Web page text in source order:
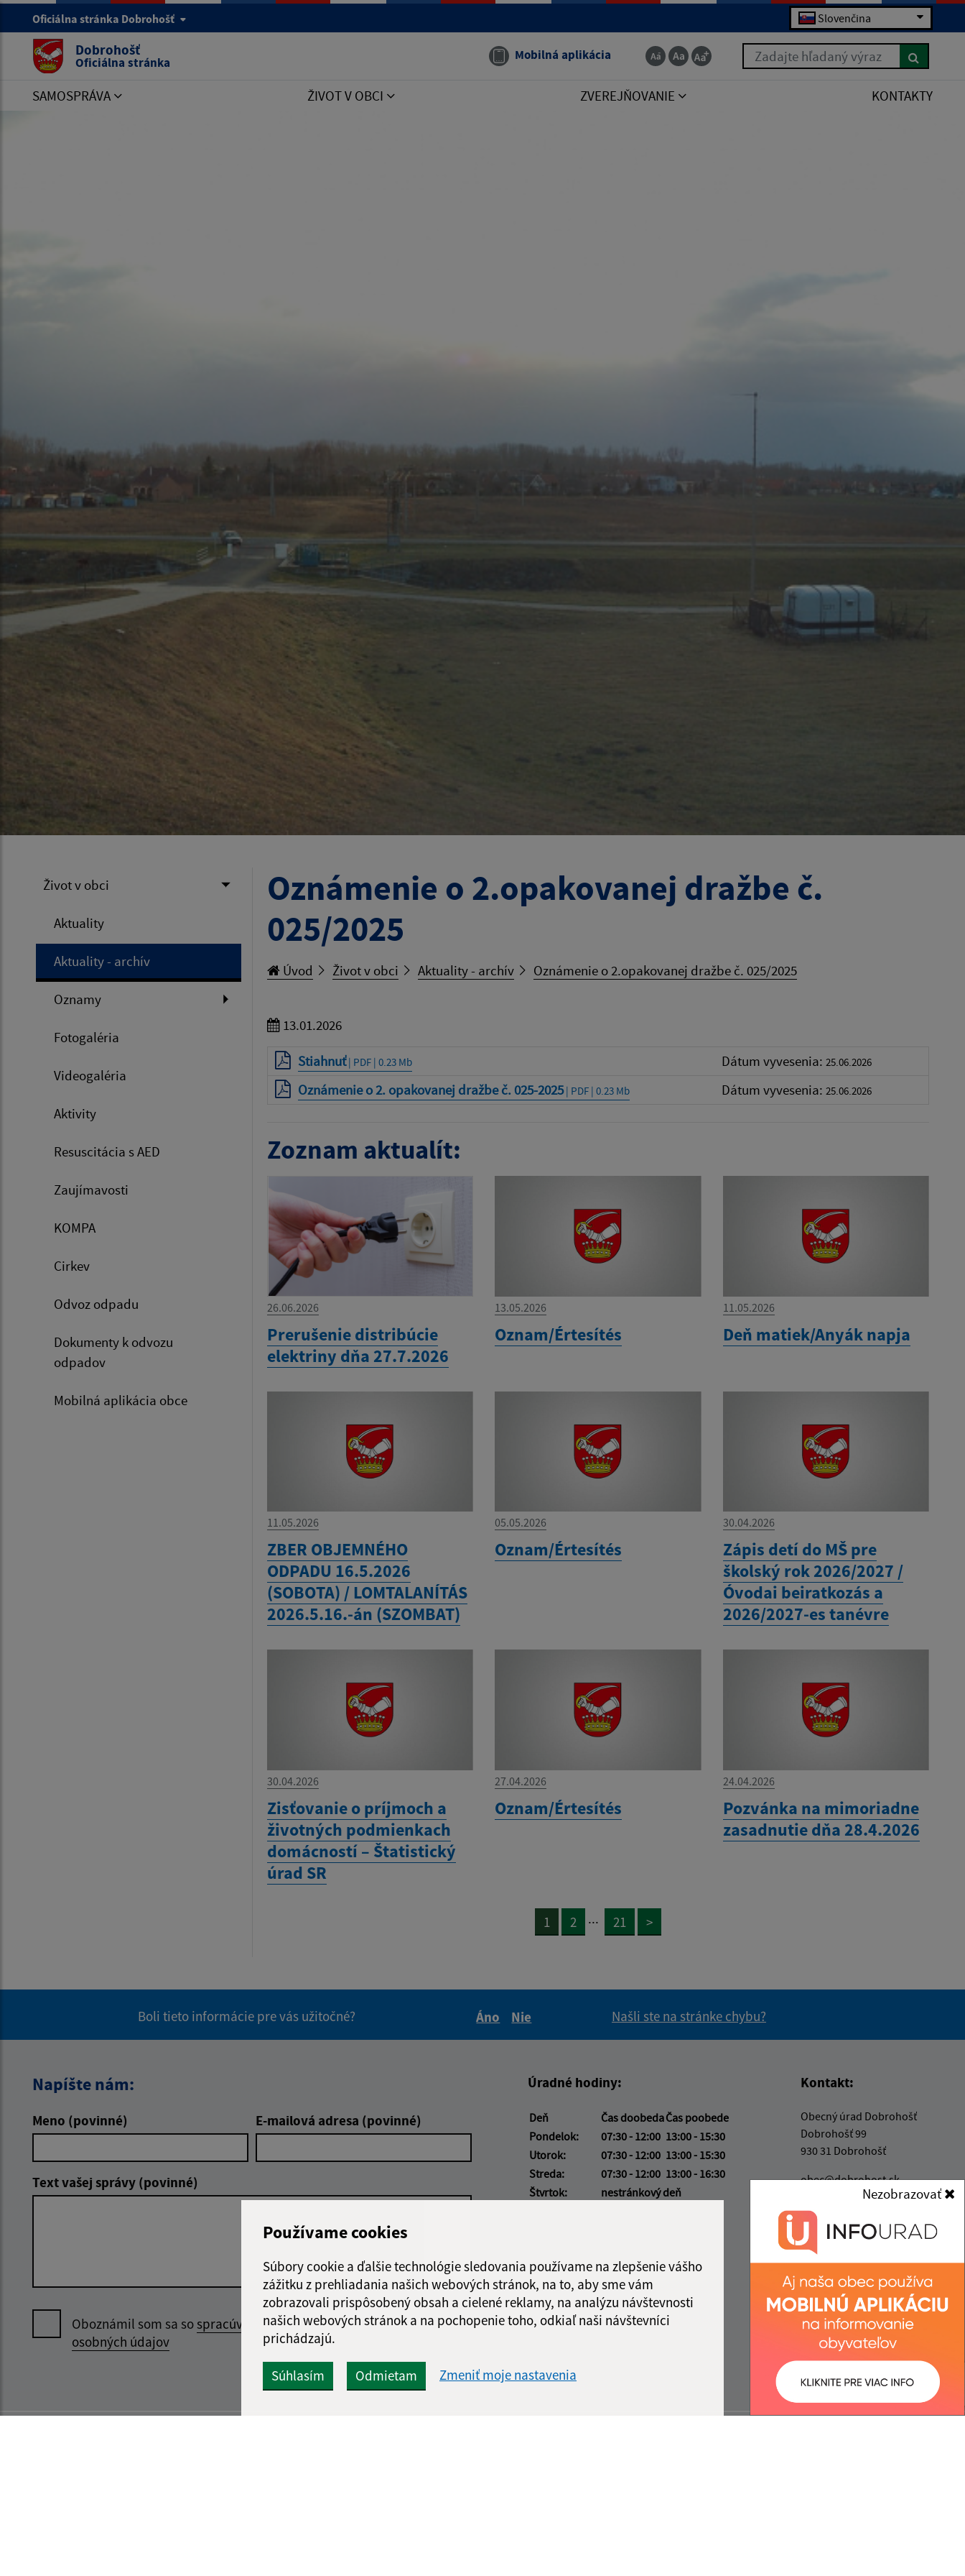
Používame cookies
Súbory cookie a ďalšie technológie sledovania používame na zlepšenie vášho
zážitku z prehliadania našich webových stránok, na to, aby sme vám
zobrazovali prispôsobený obsah a cielené reklamy, na analýzu návštevnosti
našich webových stránok a na pochopenie toho, odkiaľ naši návštevníci
prichádzajú.
Súhlasím Odmietam Zmeniť moje nastavenia
Nezobrazovať
Oficiálna stránka Dobrohošť Slovenčina
Dobrohošť
Oficiálna stránka Mobilná aplikácia Zadajte hľadaný výraz
SAMOSPRÁVA ŽIVOT V OBCI ZVEREJŇOVANIE KONTAKTY
Život v obci
Aktuality
Aktuality - archív
Oznamy
Fotogaléria
Videogaléria
Aktivity
Resuscitácia s AED
Zaujímavosti
KOMPA
Cirkev
Odvoz odpadu
Dokumenty k odvozu
odpadov
Mobilná aplikácia obce
Oznámenie o 2.opakovanej dražbe č.
025/2025
Úvod Život v obci Aktuality - archív Oznámenie o 2.opakovanej dražbe č. 025/2025
13.01.2026
Stiahnuť| PDF | 0.23 Mb Dátum vyvesenia: 25.06.2026
Oznámenie o 2. opakovanej dražbe č. 025-2025| PDF | 0.23 Mb Dátum vyvesenia: 25.06.2026
Zoznam aktualít:
26.06.2026
Prerušenie distribúcie
elektriny dňa 27.7.2026
13.05.2026
Oznam/Értesítés
11.05.2026
Deň matiek/Anyák napja
11.05.2026
ZBER OBJEMNÉHO
ODPADU 16.5.2026
(SOBOTA) / LOMTALANÍTÁS
2026.5.16.-án (SZOMBAT)
05.05.2026
Oznam/Értesítés
30.04.2026
Zápis detí do MŠ pre
školský rok 2026/2027 /
Óvodai beiratkozás a
2026/2027-es tanévre
30.04.2026
Zisťovanie o príjmoch a
životných podmienkach
domácností – Štatistický
úrad SR
27.04.2026
Oznam/Értesítés
24.04.2026
Pozvánka na mimoriadne
zasadnutie dňa 28.4.2026
1 2 ... 21 >
Boli tieto informácie pre vás užitočné?
Áno
Nie
Našli ste na stránke chybu?
Napíšte nám:
Meno (povinné) E-mailová adresa (povinné)
Text vašej správy (povinné)
Oboznámil som sa sospracúvaním
osobných údajov
Google reCaptcha Response
Odoslať správu
Úradné hodiny:
Deň Čas doobedaČas poobede
Pondelok:
07:30 - 12:00 13:00 - 15:30
Utorok:
07:30 - 12:00 13:00 - 15:30
Streda:
07:30 - 12:00 13:00 - 16:30
Štvrtok:
nestránkový deň
Kontakt:
Obecný úrad Dobrohošť
Dobrohošť 99
930 31 Dobrohošť
obec@dobrohost.sk
+421 315 548 162
IČO: 00305359